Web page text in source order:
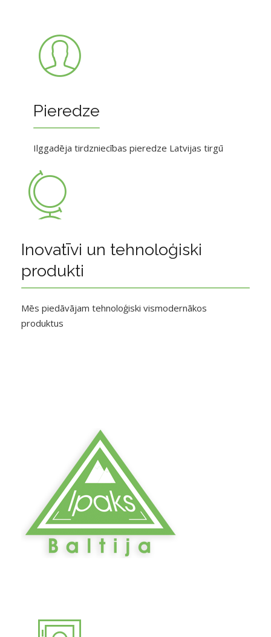
Pieredze
Ilggadēja tirdzniecības pieredze Latvijas tirgū
Inovatīvi un tehnoloģiski
produkti
Mēs piedāvājam tehnoloģiski vismodernākos
produktus